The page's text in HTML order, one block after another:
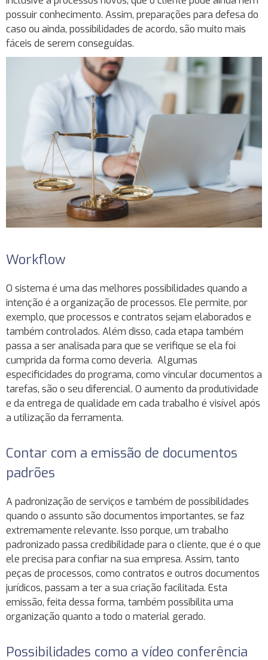
possuir conhecimento. Assim, preparações para defesa do
caso ou ainda, possibilidades de acordo, são muito mais
fáceis de serem conseguidas.
Workflow
O sistema é uma das melhores possibilidades quando a
intenção é a organização de processos. Ele permite, por
exemplo, que processos e contratos sejam elaborados e
também controlados. Além disso, cada etapa também
passa a ser analisada para que se verifique se ela foi
cumprida da forma como deveria. Algumas
especificidades do programa, como vincular documentos a
tarefas, são o seu diferencial. O aumento da produtividade
e da entrega de qualidade em cada trabalho é visível após
a utilização da ferramenta.
Contar com a emissão de documentos
padrões
A padronização de serviços e também de possibilidades
quando o assunto são documentos importantes, se faz
extremamente relevante. Isso porque, um trabalho
padronizado passa credibilidade para o cliente, que é o que
ele precisa para confiar na sua empresa. Assim, tanto
peças de processos, como contratos e outros documentos
jurídicos, passam a ter a sua criação facilitada. Esta
emissão, feita dessa forma, também possibilita uma
organização quanto a todo o material gerado.
Possibilidades como a vídeo conferência